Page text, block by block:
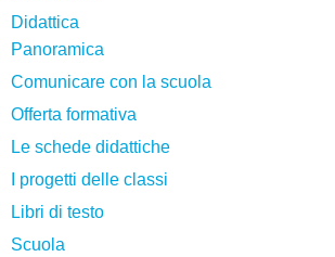
Didattica
Panoramica
Comunicare con la scuola
Offerta formativa
Le schede didattiche
I progetti delle classi
Libri di testo
Scuola